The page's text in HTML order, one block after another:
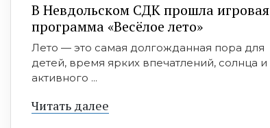
В Невдольском СДК прошла игровая
программа «Весёлое лето»
Лето — это самая долгожданная пора для
детей, время ярких впечатлений, солнца и
активного ...
Читать далее